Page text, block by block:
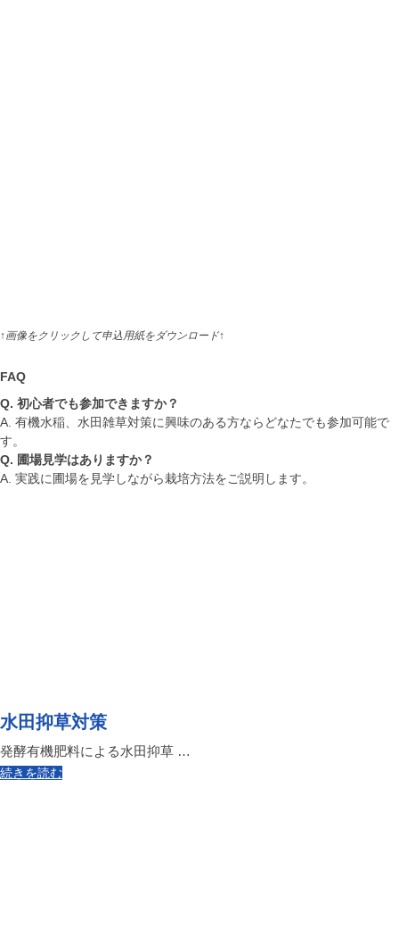
↑画像をクリックして申込用紙をダウンロード↑
FAQ
Q. 初心者でも参加できますか？
A. 有機水稲、水田雑草対策に興味のある方ならどなたでも参加可能で
す。
Q. 圃場見学はありますか？
A. 実践に圃場を見学しながら栽培方法をご説明します。
水田抑草対策
発酵有機肥料による水田抑草 …
続きを読む